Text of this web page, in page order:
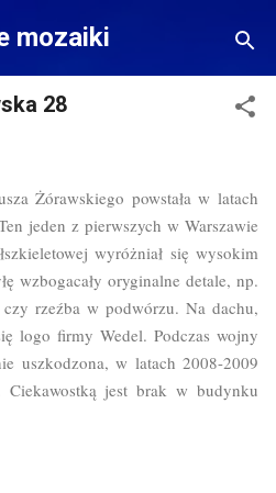
zawartości
mozaiki
28
Żórawskiego powstała w latach
jeden z pierwszych w Warszawie
wyróżniał się wysokim
wzbogacały oryginalne detale, np.
rzeźba w podwórzu. Na dachu,
logo firmy Wedel. Podczas wojny
uszkodzona, w latach 2008-2009
Ciekawostką jest brak w budynku